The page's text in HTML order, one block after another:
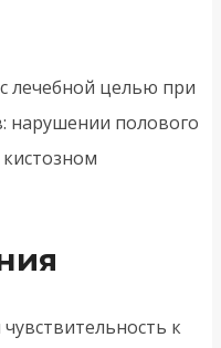
лечебной целью при
нарушении полового
к